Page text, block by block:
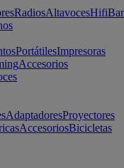
RadiosAltavocesHifi
PortátilesImpresoras
Accesorios
AdaptadoresProyectores
AccesoriosBicicletas